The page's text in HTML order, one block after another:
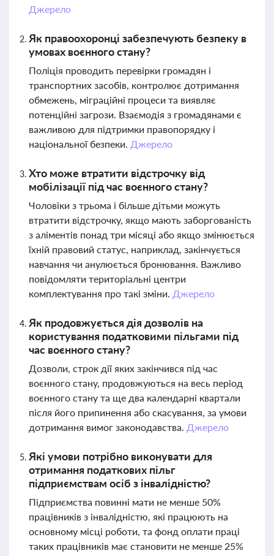
Джерело
Як правоохоронці забезпечують безпеку в
умовах воєнного стану?
Поліція проводить перевірки громадян і
транспортних засобів, контролює дотримання
обмежень, міграційні процеси та виявляє
потенційні загрози. Взаємодія з громадянами є
важливою для підтримки правопорядку і
національної безпеки. Джерело
Хто може втратити відстрочку від
мобілізації під час воєнного стану?
Чоловіки з трьома і більше дітьми можуть
втратити відстрочку, якщо мають заборгованість
з аліментів понад три місяці або якщо змінюється
їхній правовий статус, наприклад, закінчується
навчання чи анулюється бронювання. Важливо
повідомляти територіальні центри
комплектування про такі зміни. Джерело
Як продовжується дія дозволів на
користування податковими пільгами під
час воєнного стану?
Дозволи, строк дії яких закінчився під час
воєнного стану, продовжуються на весь період
воєнного стану та ще два календарні квартали
після його припинення або скасування, за умови
дотримання вимог законодавства. Джерело
Які умови потрібно виконувати для
отримання податкових пільг
підприємствам осіб з інвалідністю?
Підприємства повинні мати не менше 50%
працівників з інвалідністю, які працюють на
основному місці роботи, та фонд оплати праці
таких працівників має становити не менше 25%